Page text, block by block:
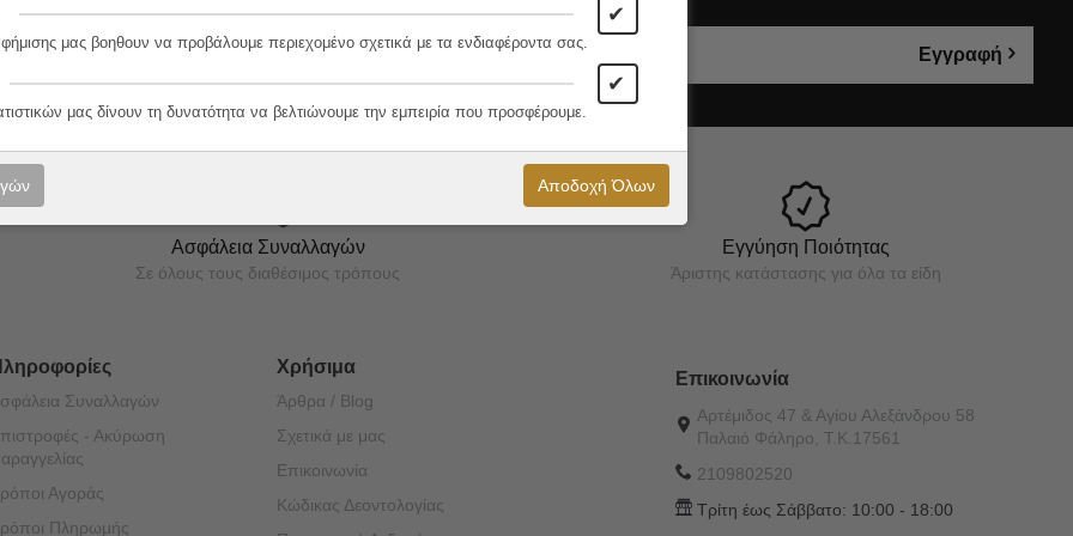
μας!
Εγγραφή
Ασφάλεια Συναλλαγών
Σε όλους τους διαθέσιμος τρόπους
Εγγύηση Ποιότητας
Άριστης κατάστασης για όλα τα είδη
Συναλλαγών
- Ακύρωση
Αγοράς
Πληρωμής
Χρήσιμα
Άρθρα / Blog
Σχετικά με μας
Επικοινωνία
Κώδικας Δεοντολογίας
Επικοινωνία
Αρτέμιδος 47 & Αγίου Αλεξάνδρου 58
Παλαιό Φάληρο, Τ.Κ.17561
2109802520
Τρίτη έως Σάββατο: 10:00 - 18:00
✔
μας βοηθουν να προβάλουμε περιεχομένο σχετικά με τα ενδιαφέροντα σας.
✔
μας δίνουν τη δυνατότητα να βελτιώνουμε την εμπειρία που προσφέρουμε.
Αποδοχή Όλων